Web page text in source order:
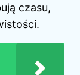
czasu,